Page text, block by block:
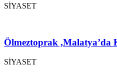
SİYASET
Ölmeztoprak ,Malatya’da
SİYASET